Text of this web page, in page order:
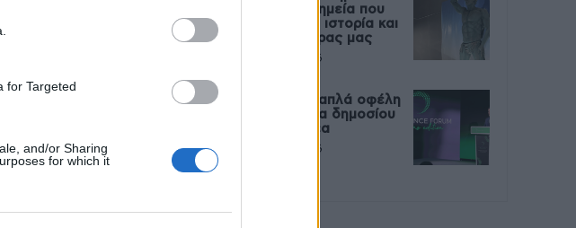
for Targeted
and/or Sharing
for which it
συνδέονται με μνημεία που
διαμόρφωσαν την ιστορία και
το πνεύμα της χώρας μας
27 Φεβρουαρίου 2026
Γεωργιάδης: Πολλαπλά οφέλη
από τη συνεργασία δημοσίου
και ιδιωτικού τομέα
27 Φεβρουαρίου 2026